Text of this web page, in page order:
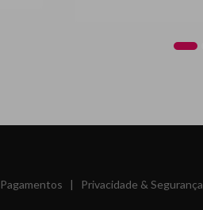
| Privacidade & Segurança